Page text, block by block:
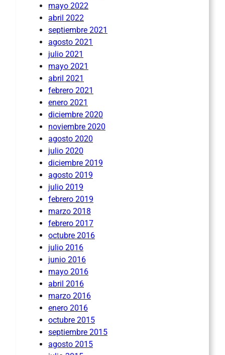
mayo 2022
abril 2022
septiembre 2021
agosto 2021
julio 2021
mayo 2021
abril 2021
febrero 2021
enero 2021
diciembre 2020
noviembre 2020
agosto 2020
julio 2020
diciembre 2019
agosto 2019
julio 2019
febrero 2019
marzo 2018
febrero 2017
octubre 2016
julio 2016
junio 2016
mayo 2016
abril 2016
marzo 2016
enero 2016
octubre 2015
septiembre 2015
agosto 2015